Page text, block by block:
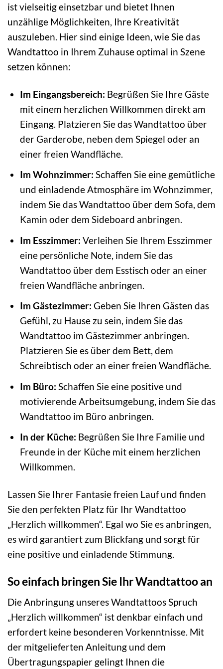
ist vielseitig einsetzbar und bietet Ihnen
unzählige Möglichkeiten, Ihre Kreativität
auszuleben. Hier sind einige Ideen, wie Sie das
Wandtattoo in Ihrem Zuhause optimal in Szene
setzen können:
Im Eingangsbereich: Begrüßen Sie Ihre Gäste
mit einem herzlichen Willkommen direkt am
Eingang. Platzieren Sie das Wandtattoo über
der Garderobe, neben dem Spiegel oder an
einer freien Wandfläche.
Im Wohnzimmer: Schaffen Sie eine gemütliche
und einladende Atmosphäre im Wohnzimmer,
indem Sie das Wandtattoo über dem Sofa, dem
Kamin oder dem Sideboard anbringen.
Im Esszimmer: Verleihen Sie Ihrem Esszimmer
eine persönliche Note, indem Sie das
Wandtattoo über dem Esstisch oder an einer
freien Wandfläche anbringen.
Im Gästezimmer: Geben Sie Ihren Gästen das
Gefühl, zu Hause zu sein, indem Sie das
Wandtattoo im Gästezimmer anbringen.
Platzieren Sie es über dem Bett, dem
Schreibtisch oder an einer freien Wandfläche.
Im Büro: Schaffen Sie eine positive und
motivierende Arbeitsumgebung, indem Sie das
Wandtattoo im Büro anbringen.
In der Küche: Begrüßen Sie Ihre Familie und
Freunde in der Küche mit einem herzlichen
Willkommen.
Lassen Sie Ihrer Fantasie freien Lauf und finden
Sie den perfekten Platz für Ihr Wandtattoo
„Herzlich willkommen“. Egal wo Sie es anbringen,
es wird garantiert zum Blickfang und sorgt für
eine positive und einladende Stimmung.
So einfach bringen Sie Ihr Wandtattoo an
Die Anbringung unseres Wandtattoos Spruch
„Herzlich willkommen“ ist denkbar einfach und
erfordert keine besonderen Vorkenntnisse. Mit
der mitgelieferten Anleitung und dem
Übertragungspapier gelingt Ihnen die